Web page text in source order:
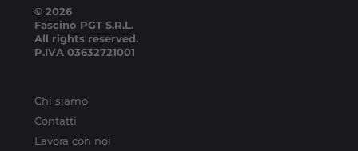
© 2026
Fascino PGT S.R.L.
All rights reserved.
P.IVA 03632721001
Chi siamo
Contatti
Lavora con noi